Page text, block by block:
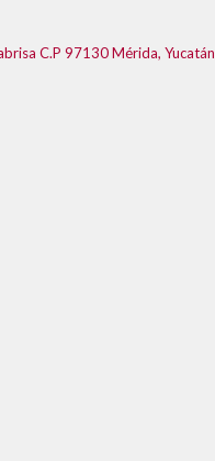
C.P 97130 Mérida, Yucatán